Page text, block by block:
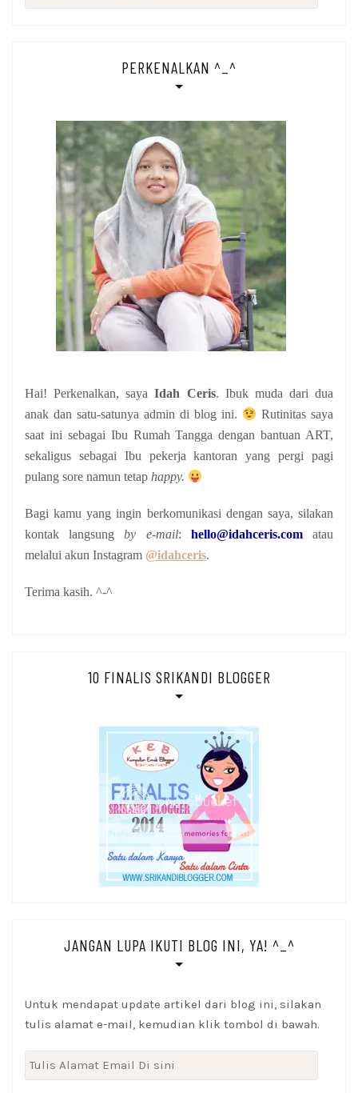
for:
PERKENALKAN ^_^
Hai! Perkenalkan, sayaIdah Ceris. Ibuk muda dari dua
anak dan satu-satunya admin di blog ini.
Rutinitas saya
saat ini sebagai Ibu Rumah Tangga dengan bantuan ART,
sekaligus sebagai Ibu pekerja kantoran yang pergi pagi
pulang sore namun tetap happy.
Bagi kamu yang ingin berkomunikasi dengan saya, silakan
kontak langsungby e-mail: hello@idahceris.com
atau
melalui akun Instagram @idahceris.
Terima kasih. ^-^
10 FINALIS SRIKANDI BLOGGER
JANGAN LUPA IKUTI BLOG INI, YA! ^_^
Untuk mendapat update artikel dari blog ini, silakan
tulis alamat e-mail, kemudian klik tombol di bawah.
Tulis
Alamat